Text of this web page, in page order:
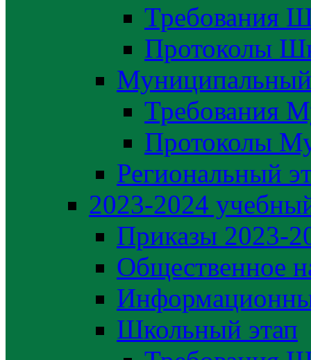
Требования
Протоколы
Муниципальный
Требования
Протоколы
Региональный
2023-2024
Приказы 2023-
Общественное
Школьный этап